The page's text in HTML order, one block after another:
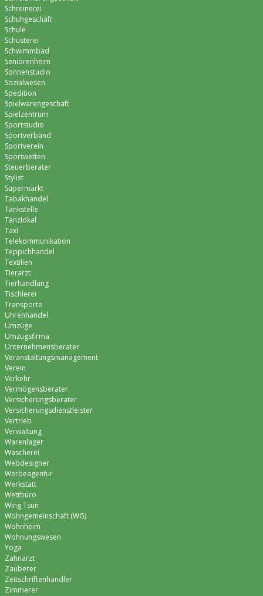
Schreinerei
Schuhgeschäft
Schule
Schusterei
Schwimmbad
Seniorenheim
Sonnenstudio
Sozialwesen
Spedition
Spielwarengeschäft
Spielzentrum
Sportstudio
Sportverband
Sportverein
Sportwetten
Steuerberater
Stylist
Supermarkt
Tabakhandel
Tankstelle
Tanzlokal
Taxi
Telekommunikation
Teppichhandel
Textilien
Tierarzt
Tierhandlung
Tischlerei
Transporte
Uhrenhandel
Umzüge
Umzugsfirma
Unternehmensberater
Veranstaltungsmanagement
Verein
Verkehr
Vermögensberater
Versicherungsberater
Versicherungsdienstleister
Vertrieb
Verwaltung
Warenlager
Wäscherei
Webdesigner
Werbeagentur
Werkstatt
Wettbüro
Wing Tsun
Wohngemeinschaft (WG)
Wohnheim
Wohnungswesen
Yoga
Zahnarzt
Zauberer
Zeitschriftenhändler
Zimmerer